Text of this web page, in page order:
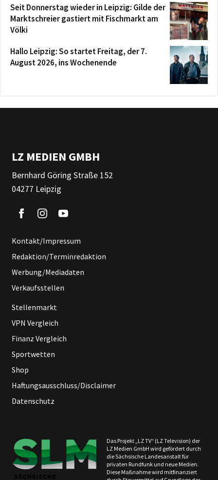
Seit Donnerstag wieder in Leipzig: Gilde der
Marktschreier gastiert mit Fischmarkt am
Völki
Hallo Leipzig: So startet Freitag, der 7.
August 2026, ins Wochenende
LZ MEDIEN GMBH
Bernhard Göring Straße 152
04277 Leipzig
Kontakt/Impressum
Redaktion/Terminredaktion
Werbung/Mediadaten
Verkaufsstellen
Stellenmarkt
VPN Vergleich
Finanz Vergleich
Sportwetten
Shop
Haftungsausschluss/Disclaimer
Datenschutz
Das Projekt „LZ TV“ (LZ Television) der
LZ Medien GmbH wird gefördert durch
die Sächsische Landesanstalt für
privaten Rundfunk und neue Medien.
Diese Maßnahme wird mitfinanziert